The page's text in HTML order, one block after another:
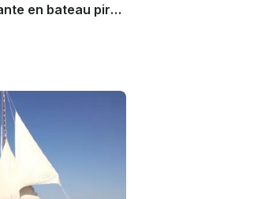
Excursion passionnante en bateau pirate sur l'île de Tiran à Charm el-Cheikh, en Égypte